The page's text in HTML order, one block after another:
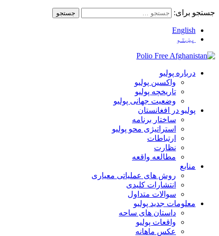
جستجو برای:
English
پښتو
درباره پولیو
واکسین پولیو
تاریخچه پولیو
وضعیت جهانی پولیو
پولیو در افغانستان
ساختار برنامه
استراتیژی محو پولیو
ارتباطات
نظارت
مطالعه واقعه
منابع
روش های عملیاتی معیاری
انتشارات کلیدی
سوالات متداول
معلومات جدید پولیو
داستان های ساحه
واقعات پولیو
عکس ماهانه